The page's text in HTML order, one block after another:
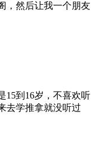
，然后让我一个朋友
15到16岁，不喜欢听
去学推拿就没听过